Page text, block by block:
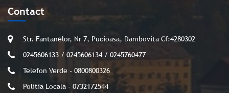
Contact
Str. Fantanelor, Nr 7, Pucioasa, Dambovita Cf:4280302
0245606133 / 0245606134 / 0245760477
Telefon Verde - 0800800326
Politia Locala - 0732172544